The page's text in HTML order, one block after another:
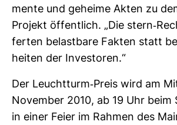
mente und geheime Akten zu
Pro­jekt öffent­lich. „Die stern-​
ferten belast­bare Fakten statt
heiten der Inves­toren.“
Der Leucht­turm-​Preis wird am
November 2010, ab 19 Uhr beim
in einer Feier im Rahmen des